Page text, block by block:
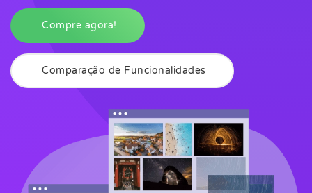
Compre agora!
Comparação de Funcionalidades